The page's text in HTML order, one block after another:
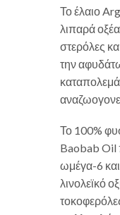
Το έλαιο
λιπαρά
στερόλες
την
καταπολεμά
Το 100%
Baobab Oil
ωμέγα-6
λινολεϊκό